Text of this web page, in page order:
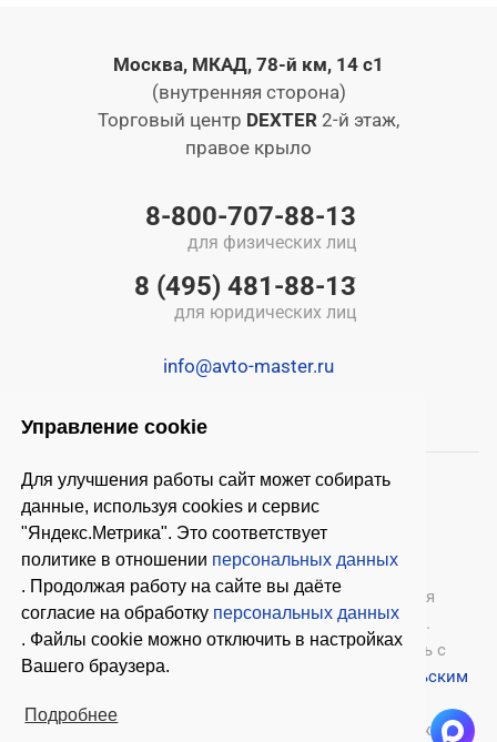
Управление cookie
Для улучшения работы сайт может собирать
данные, используя cookies и сервис
"Яндекс.Метрика". Это соответствует
политике в отношении персональных данных
. Продолжая работу на сайте вы даёте
согласие на обработку персональных данных
. Файлы cookie можно отключить в настройках
Вашего браузера.
Подробнее
Москва, МКАД, 78-й км, 14 с1
(внутренняя сторона)
Торговый центр DEXTER 2-й этаж,
правое крыло
8-800-707-88-13
для физических лиц
8 (495) 481-88-13
для юридических лиц
info@avto-master.ru
© 2026 ООО «Автомастер» — оборудование для
автосервиса, шиномонтажное оборудование.
Оставляя заявки на нашем сайте, ознакомьтесь с
Политикой конфиденциальности
Пользовательским
Копирование материалов с этого сайта возможно